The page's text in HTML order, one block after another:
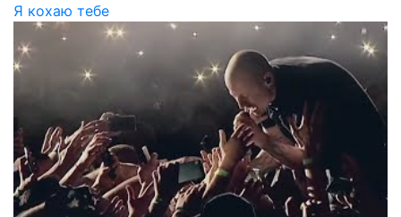
Я кохаю тебе